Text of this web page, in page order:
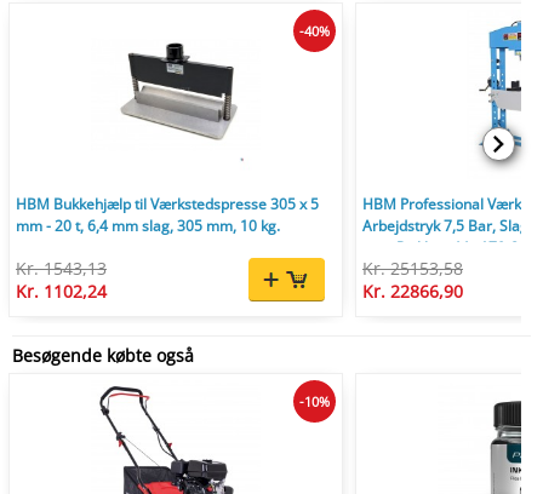
HBM Bukkehjælp til Værkstedspresse 305 x 5
mm - 20 t, 6,4 mm slag, 305 mm, 10 kg.
Kr. 1543,13
Kr. 1102,24
-40%
HBM Professional
Arbejdstryk 7,5 Bar,
mm, Rækkevidde 170-884
Kr. 25153,58
Kr. 22866,90
Besøgende købte også
-10%